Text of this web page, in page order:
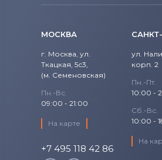
Вентиляторы (кулеры)
Вентиляторы (кулеры)
Вентиляторы (кулеры)Acer
Вентиляторы (кулеры)
Универсальный
Вентиляторы (кулеры)
МОСКВА
г. Москва, ул.
Ткацкая, 5с3,
(м. Семеновская)
Пн.-Вс.
09:00 - 21:00
На карте
+7 495 118 42 86
ул.
корп. 2
Пн.-Пт.
10:00 -
Сб.-Вс.
10:00 -
На